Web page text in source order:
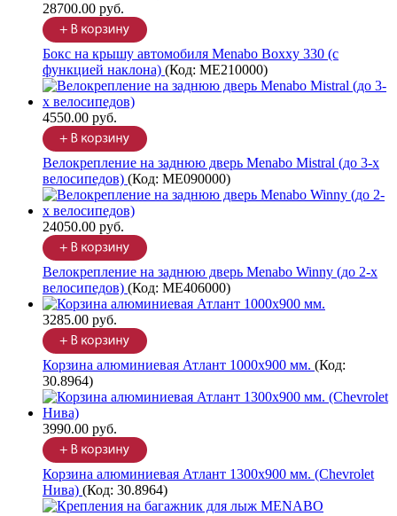
28700.00 руб.
Бокс на крышу автомобиля Menabo Boxxy 330 (с
функцией наклона) (Код: ME210000)
4550.00 руб.
Велокрепление на заднюю дверь Menabo Mistral (до 3-х
велосипедов) (Код: ME090000)
24050.00 руб.
Велокрепление на заднюю дверь Menabo Winny (до 2-х
велосипедов) (Код: ME406000)
3285.00 руб.
Корзина алюминиевая Атлант 1000х900 мм. (Код:
30.8964)
3990.00 руб.
Корзина алюминиевая Атлант 1300х900 мм. (Chevrolet
Нива) (Код: 30.8964)